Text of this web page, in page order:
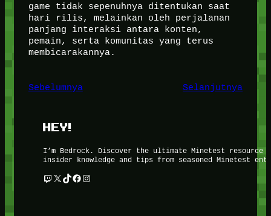
game tidak sepenuhnya ditentukan saat
hari rilis, melainkan oleh perjalanan
panjang interaksi antara konten,
pemain, serta komunitas yang terus
membicarakannya.
Sebelumnya Selanjutnya
HEY!
I’m Bedrock. Discover the ultimate Minetest
insider knowledge and tips from seasoned Minetest
Twitch X TikTok Facebook Instagram